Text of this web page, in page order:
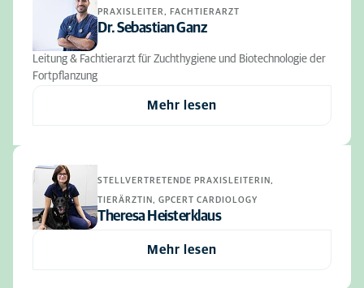
PRAXISLEITER, FACHTIERARZT
Dr. Sebastian Ganz
Leitung & Fachtierarzt für Zuchthygiene und Biotechnologie der
Fortpflanzung
Mehr lesen
STELLVERTRETENDE PRAXISLEITERIN,
TIERÄRZTIN, GPCERT CARDIOLOGY
Theresa Heisterklaus
Mehr lesen